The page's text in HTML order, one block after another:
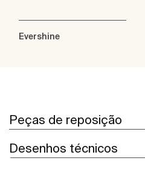
Evershine
Peças de reposição
Desenhos técnicos